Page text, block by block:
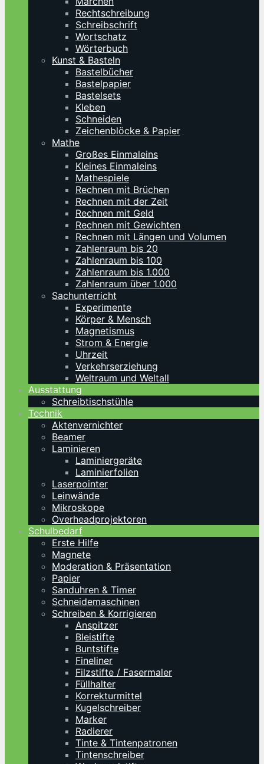
Rechtschreibung
Schreibschrift
Wortschatz
Wörterbuch
Kunst & Basteln
Bastelbücher
Bastelpapier
Bastelsets
Kleben
Schneiden
Zeichenblöcke & Papier
Mathe
Großes Einmaleins
Kleines Einmaleins
Mathespiele
Rechnen mit Brüchen
Rechnen mit der Zeit
Rechnen mit Geld
Rechnen mit Gewichten
Rechnen mit Längen und Volumen
Zahlenraum bis 20
Zahlenraum bis 100
Zahlenraum bis 1.000
Zahlenraum über 1.000
Sachunterricht
Experimente
Körper & Mensch
Magnetismus
Strom & Energie
Uhrzeit
Verkehrserziehung
Weltraum und Weltall
Ausstattung
Schreibtischstühle
Technik
Aktenvernichter
Beamer
Laminieren
Laminiergeräte
Laminierfolien
Laserpointer
Leinwände
Mikroskope
Overheadprojektoren
Schulbedarf
Erste Hilfe
Magnete
Moderation & Präsentation
Papier
Sanduhren & Timer
Schneidemaschinen
Schreiben & Korrigieren
Anspitzer
Bleistifte
Buntstifte
Fineliner
Filzstifte / Fasermaler
Füllhalter
Korrekturmittel
Kugelschreiber
Marker
Radierer
Tinte & Tintenpatronen
Tintenschreiber